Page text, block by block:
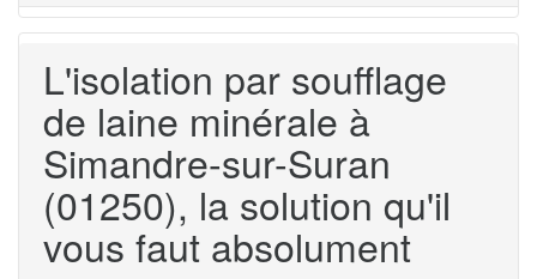
L'isolation par soufflage
de laine minérale à
Simandre-sur-Suran
(01250), la solution qu'il
vous faut absolument